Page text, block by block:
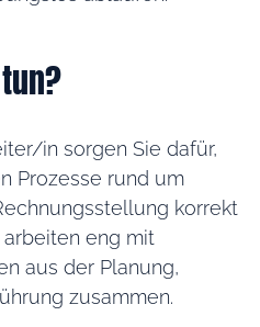
in sorgen Sie dafür,
Prozesse rund um
korrekt
eng mit
aus der Planung,
zusammen.